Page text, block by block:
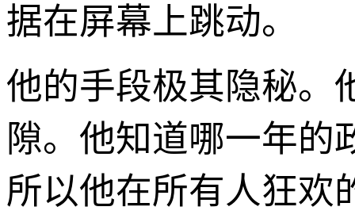
据在屏幕上跳动。
他的手段极其隐秘。
隙。他知道哪一年的
所以他在所有人狂欢